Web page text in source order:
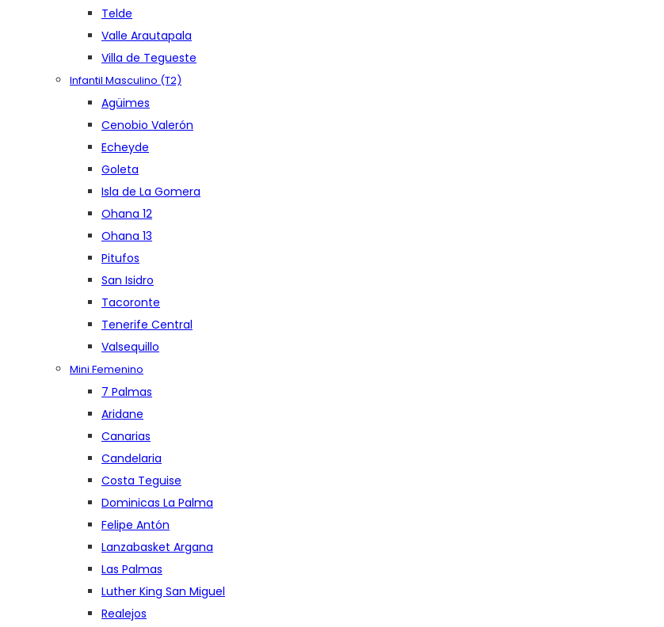
Telde
Valle Arautapala
Villa de Tegueste
Infantil Masculino (T2)
Agüimes
Cenobio Valerón
Echeyde
Goleta
Isla de La Gomera
Ohana 12
Ohana 13
Pitufos
San Isidro
Tacoronte
Tenerife Central
Valsequillo
Mini Femenino
7 Palmas
Aridane
Canarias
Candelaria
Costa Teguise
Dominicas La Palma
Felipe Antón
Lanzabasket Argana
Las Palmas
Luther King San Miguel
Realejos